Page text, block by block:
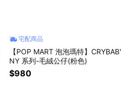
宅配商品
【POP MART 泡泡瑪特】
NY 系列-毛絨公仔(粉色)
$980